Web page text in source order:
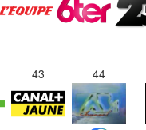
43
44